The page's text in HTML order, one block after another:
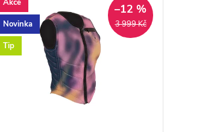
Novinka
Tip
3 999 Kč
–12 %